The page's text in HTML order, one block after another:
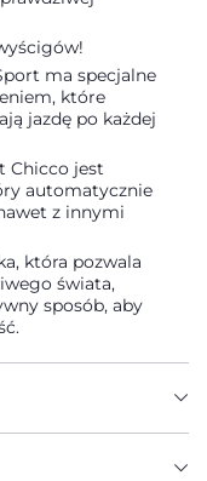
ma specjalne
które
jazdę po każdej
Chicco jest
automatycznie
z innymi
która pozwala
świata,
sposób, aby